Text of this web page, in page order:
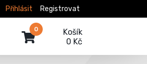
Registrovat
Přihlásit
Košík
0 Kč
0